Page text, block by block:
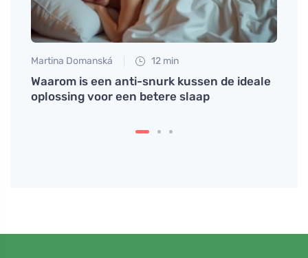
Martina Domanská 12 min
Waarom is een anti-snurk kussen de ideale
oplossing voor een betere slaap